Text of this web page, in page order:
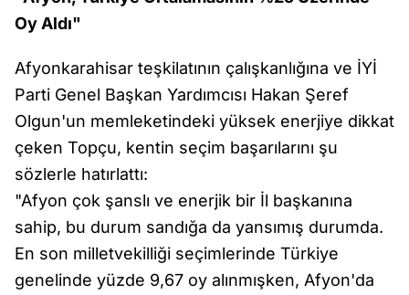
Oy Aldı"
Afyonkarahisar teşkilatının çalışkanlığına ve İYİ
Parti Genel Başkan Yardımcısı Hakan Şeref
Olgun'un memleketindeki yüksek enerjiye dikkat
çeken Topçu, kentin seçim başarılarını şu
sözlerle hatırlattı:
"Afyon çok şanslı ve enerjik bir İl başkanına
sahip, bu durum sandığa da yansımış durumda.
En son milletvekilliği seçimlerinde Türkiye
genelinde yüzde 9,67 oy alınmışken, Afyon'da